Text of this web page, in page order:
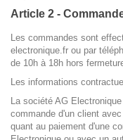
Article 2 -
Les commandes sont
electronique.fr ou par
de 10h à 18h hors
Les informations
La société AG
commande d'un client
quant au paiement d'une